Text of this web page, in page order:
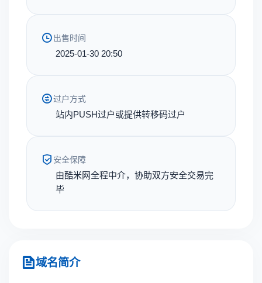
出售时间
2025-01-30 20:50
过户方式
站内PUSH过户或提供转移码过户
安全保障
由酷米网全程中介，协助双方安全交易完
毕
域名简介